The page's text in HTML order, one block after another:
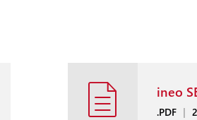
ineo
.PDF |